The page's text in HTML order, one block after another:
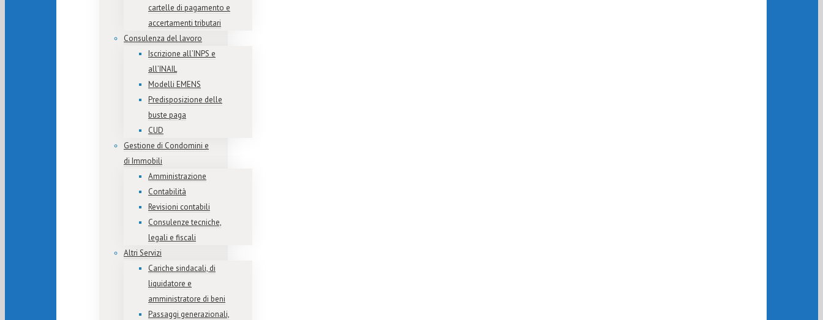
cartelle di pagamento e
accertamenti tributari
Consulenza del lavoro
Iscrizione all’INPS e
all’INAIL
Modelli EMENS
Predisposizione delle
buste paga
CUD
Gestione di Condomini e
di Immobili
Amministrazione
Contabilità
Revisioni contabili
Consulenze tecniche,
legali e fiscali
Altri Servizi
Cariche sindacali, di
liquidatore e
amministratore di beni
Passaggi generazionali,